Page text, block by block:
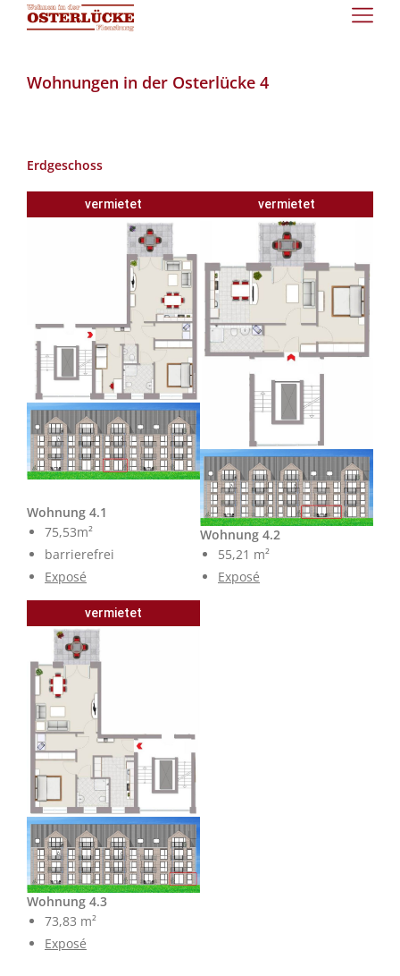
Wohnungen in der Osterlücke 4
Erdgeschoss
vermietet
Wohnung 4.1
75,53m²
barrierefrei
Exposé
vermietet
Wohnung 4.2
55,21 m²
Exposé
vermietet
Wohnung 4.3
73,83 m²
Exposé